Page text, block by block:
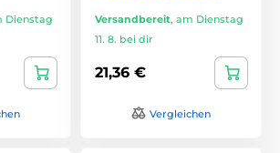
Dienstag
Versandbereit, am Dienstag
11. 8. bei dir
21,36 €
Vergleichen